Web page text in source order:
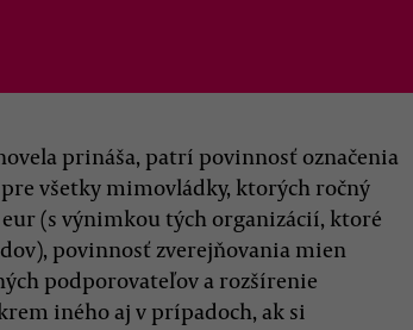
prináša, patrí povinnosť označenia
všetky mimovládky, ktorých ročný
(s výnimkou tých organizácií, ktoré
povinnosť zverejňovania mien
podporovateľov a rozšírenie
iného aj v prípadoch, ak si